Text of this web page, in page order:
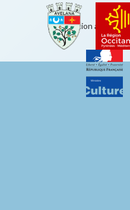
Éducation artistique